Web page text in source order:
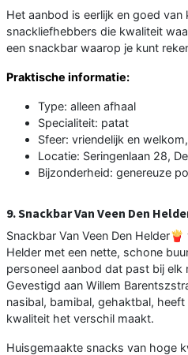
Het aanbod is eerlijk en goed
snackliefhebbers die kwaliteit
een snackbar waarop je kunt
Praktische informatie:
Type: alleen afhaal
Specialiteit: patat
Sfeer: vriendelijk en
Locatie: Seringenlaan 28,
Bijzonderheid: genereuze
9. Snackbar Van Veen Den
Snackbar Van Veen Den
Helder met een nette, schone
personeel aanbod dat past bij elk
Gevestigd aan Willem
nasibal, bamibal, gehaktbal,
kwaliteit het verschil maakt.
Huisgemaakte snacks van hoge